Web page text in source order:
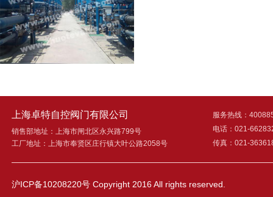
上海卓特自控阀门有限公司
销售部地址：上海市闸北区永兴路799号
工厂地址：上海市奉贤区庄行镇大叶公路2058号
服务热线：
电话：021-
传真：021-
沪ICP备10208220号 Copyright 2016 All rights reserved.